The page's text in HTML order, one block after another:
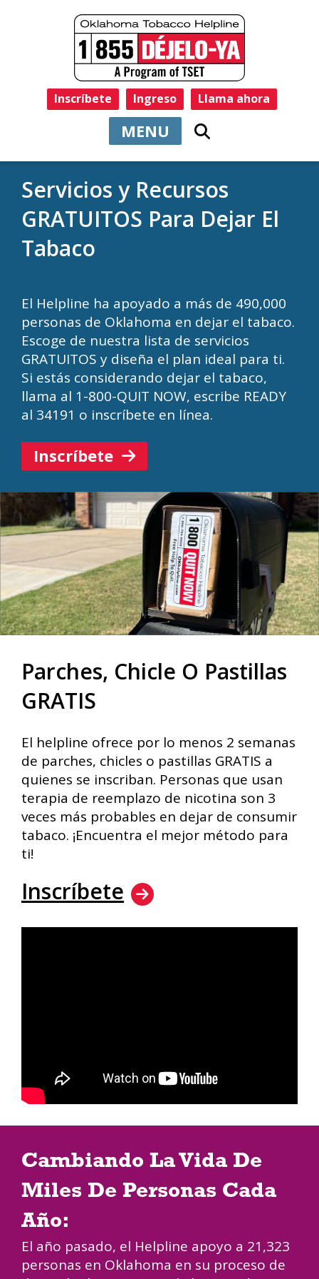
Inscríbete Ingreso Llama ahora
MENU
Servicios y Recursos
GRATUITOS Para Dejar El
Tabaco
El Helpline ha apoyado a más de 490,000
personas de Oklahoma en dejar el tabaco.
Escoge de nuestra lista de servicios
GRATUITOS y diseña el plan ideal para ti.
Si estás considerando dejar el tabaco,
llama al 1-800-QUIT NOW, escribe READY
al 34191 o inscríbete en línea.
Inscríbete
Parches, Chicle O Pastillas
GRATIS
El helpline ofrece por lo menos 2 semanas
de parches, chicles o pastillas GRATIS a
quienes se inscriban. Personas que usan
terapia de reemplazo de nicotina son 3
veces más probables en dejar de consumir
tabaco. ¡Encuentra el mejor método para
ti!
Inscríbete
Cambiando La Vida De
Miles De Personas Cada
Año:
El año pasado, el Helpline apoyo a 21,323
personas en Oklahoma en su proceso de